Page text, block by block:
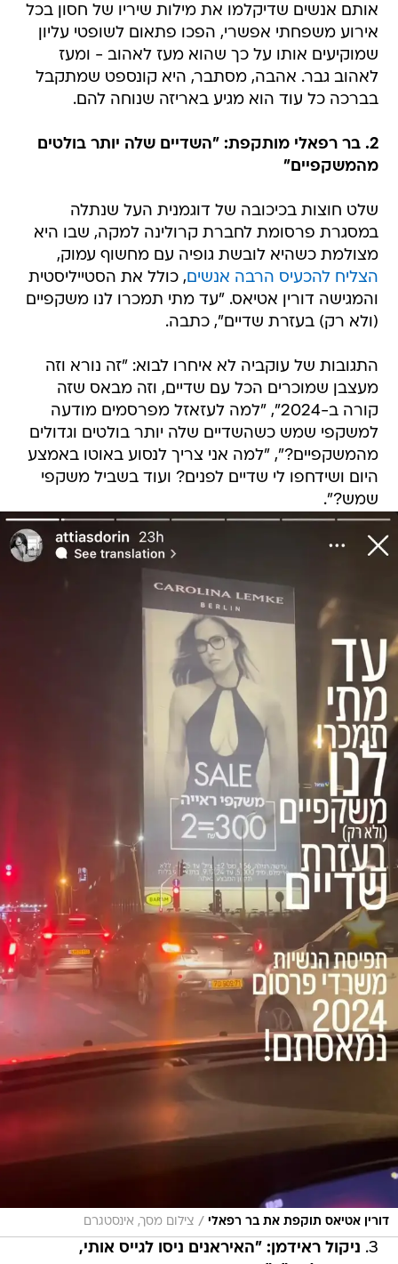
אותם אנשים שדיקלמו את מילות שיריו של חסון בכל
אירוע משפחתי אפשרי, הפכו פתאום לשופטי עליון
שמוקיעים אותו על כך שהוא מעז לאהוב - ומעז
לאהוב גבר. אהבה, מסתבר, היא קונספט שמתקבל
בברכה כל עוד הוא מגיע באריזה שנוחה להם.
2. בר רפאלי מותקפת: "השדיים שלה יותר בולטים
מהמשקפיים"
שלט חוצות בכיכובה של דוגמנית העל שנתלה
במסגרת פרסומת לחברת קרולינה למקה, שבו היא
מצולמת כשהיא לובשת גופיה עם מחשוף עמוק,
הצליח להכעיס הרבה אנשים, כולל את הסטייליסטית
והמגישה דורין אטיאס. "עד מתי תמכרו לנו משקפיים
(ולא רק) בעזרת שדיים", כתבה.
התגובות של עוקביה לא איחרו לבוא: "זה נורא וזה
מעצבן שמוכרים הכל עם שדיים, וזה מבאס שזה
קורה ב-2024", "למה לעזאזל מפרסמים מודעה
למשקפי שמש כשהשדיים שלה יותר בולטים וגדולים
מהמשקפיים?", "למה אני צריך לנסוע באוטו באמצע
היום ושידחפו לי שדיים לפנים? ועוד בשביל משקפי
שמש?".
דורין אטיאס תוקפת את בר רפאלי / צילום מסך, אינסטגרם
3. ניקול ראידמן: "האיראנים ניסו לגייס אותי,